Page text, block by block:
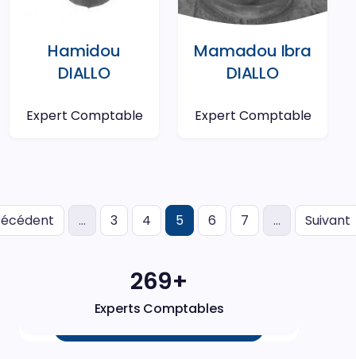
Hamidou
DIALLO
Expert Comptable
Mamadou Ibra
DIALLO
Expert Comptable
… 3 4 5(actuel)
6 7 … Suivant
271+
Experts Comptables